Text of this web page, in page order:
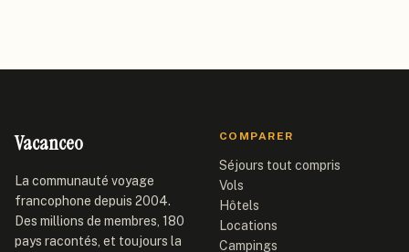
Vacanceo
La communauté voyage
francophone depuis 2004.
Des millions de membres, 180
pays racontés, et toujours la
COMPARER
Séjours tout compris
Vols
Hôtels
Locations
Campings